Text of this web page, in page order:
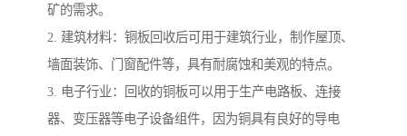
矿的需求。
2. 建筑材料：铜板回收后可用于建筑行业，制作屋顶、
墙面装饰、门窗配件等，具有耐腐蚀和美观的特点。
3. 电子行业：回收的铜板可以用于生产电路板、连接
器、变压器等电子设备组件，因为铜具有良好的导电